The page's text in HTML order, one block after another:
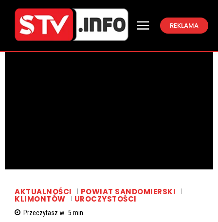
REKLAMA
AKTUALNOŚCI POWIAT SANDOMIERSKI
KLIMONTÓW UROCZYSTOŚCI
Przeczytasz w 5 min.